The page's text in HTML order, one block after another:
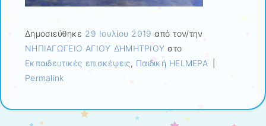
Δημοσιεύθηκε 29 Ιουλίου 2019 από τον/την
ΝΗΠΙΑΓΩΓΕΙΟ ΑΓΙΟΥ ΔΗΜΗΤΡΙΟΥ στο
Εκπαιδευτικές επισκέψεις, Παιδική HELMEPA
Permalink